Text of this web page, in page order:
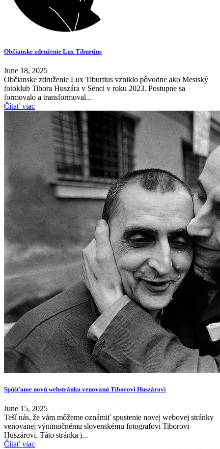
Občianske združenie Lux Tiburtius
June 18, 2025
Občianske združenie Lux Tiburtius vzniklo pôvodne ako Mestský
fotoklub Tibora Huszára v Senci v roku 2023. Postupne sa
formovalo a transformoval...
Čítať viac
Spúšťame novú webstránku venovanú Tiborovi Huszárovi
June 15, 2025
Teší nás, že vám môžeme oznámiť spustenie novej webovej stránky
venovanej výnimočnému slovenskému fotografovi Tiborovi
Huszárovi. Táto stránka j...
Čítať viac